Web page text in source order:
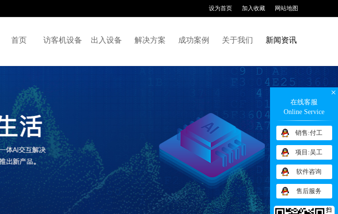
网站地图
加入收藏
设为首页
首页 访客机设备 出入设备 解决方案 成功案例 关于我们 新闻资讯
×
在线客服
Online Service
销售:付工
项目:吴工
软件咨询
售后服务
扫